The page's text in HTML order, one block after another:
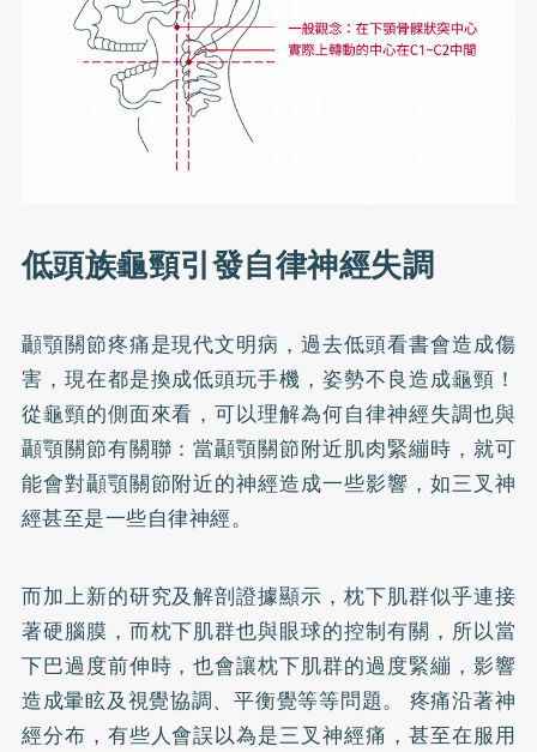
低頭族龜頸引發自律神經失調
顳顎關節疼痛是現代文明病，過去低頭看書會造成傷
害，現在都是換成低頭玩手機，姿勢不良造成龜頸！
從龜頸的側面來看，可以理解為何自律神經失調也與
顳顎關節有關聯：當顳顎關節附近肌肉緊繃時，就可
能會對顳顎關節附近的神經造成一些影響，如三叉神
經甚至是一些自律神經。
而加上新的研究及解剖證據顯示，枕下肌群似乎連接
著硬腦膜，而枕下肌群也與眼球的控制有關，所以當
下巴過度前伸時，也會讓枕下肌群的過度緊繃，影響
造成暈眩及視覺協調、平衡覺等等問題。 疼痛沿著神
經分布，有些人會誤以為是三叉神經痛，甚至在服用